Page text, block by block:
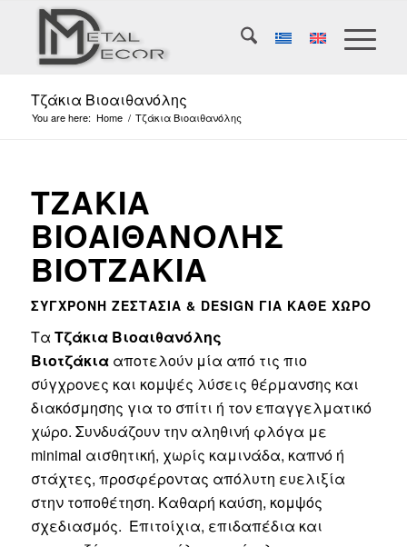
Τζάκια Βιοαιθανόλης
You are here: Home / Τζάκια Βιοαιθανόλης
ΤΖΆΚΙΑ
ΒΙΟΑΙΘΑΝΌΛΗΣ
ΒΙΟΤΖΆΚΙΑ
ΣΎΓΧΡΟΝΗ ΖΕΣΤΑΣΙΆ & DESIGN ΓΙΑ ΚΆΘΕ ΧΏΡΟ
Τα Τζάκια Βιοαιθανόλης
Βιοτζάκια αποτελούν μία από τις πιο
σύγχρονες και κομψές λύσεις θέρμανσης και
διακόσμησης για το σπίτι ή τον επαγγελματικό
χώρο. Συνδυάζουν την αληθινή φλόγα με
minimal αισθητική, χωρίς καμινάδα, καπνό ή
στάχτες, προσφέροντας απόλυτη ευελιξία
στην τοποθέτηση. Καθαρή καύση, κομψός
σχεδιασμός. Επιτοίχια, επιδαπέδια και